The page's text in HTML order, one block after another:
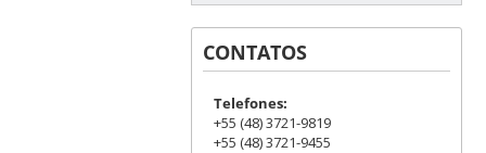
CONTATOS
Telefones:
+55 (48) 3721-9819
+55 (48) 3721-9455